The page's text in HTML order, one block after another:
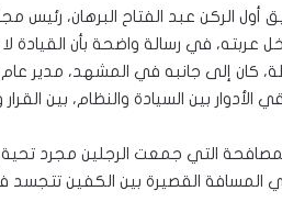
أول الركن عبد الفتاح البرهان، رئيس
عربته، في رسالة واضحة بأن
كان إلى جانبه في المشهد، مدير
الأدوار بين السيادة والنظام، بين القرار
التي جمعت الرجلين مجرد
المسافة القصيرة بين الكفين تتجسد